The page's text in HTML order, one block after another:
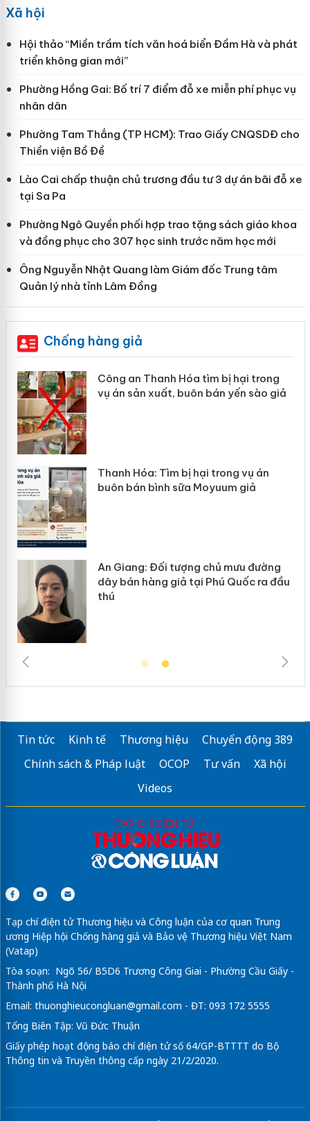
Xã hội
Hội thảo “Miền trầm tích văn hoá biển Đầm Hà và phát
triển không gian mới”
Phường Hồng Gai: Bố trí 7 điểm đỗ xe miễn phí phục vụ
nhân dân
Phường Tam Thắng (TP HCM): Trao Giấy CNQSDĐ cho
Thiền viện Bồ Đề
Lào Cai chấp thuận chủ trương đầu tư 3 dự án bãi đỗ xe
tại Sa Pa
Phường Ngô Quyền phối hợp trao tặng sách giáo khoa
và đồng phục cho 307 học sinh trước năm học mới
Ông Nguyễn Nhật Quang làm Giám đốc Trung tâm
Quản lý nhà tỉnh Lâm Đồng
Chống hàng giả
Công an Thanh Hóa tìm bị hại trong
vụ án sản xuất, buôn bán yến sào giả
Thanh Hóa: Tìm bị hại trong vụ án
buôn bán bình sữa Moyuum giả
An Giang: Đối tượng chủ mưu đường
dây bán hàng giả tại Phú Quốc ra đầu
thú
Tin tức Kinh tế Thương hiệu
Chuyển động 389
Chính sách & Pháp luật
OCOP Tư vấn
Xã hội
Videos
Tạp chí điện tử Thương hiệu và Công luận của cơ quan Trung
ương Hiệp hội Chống hàng giả và Bảo vệ Thương hiệu Việt Nam
(Vatap)
Tòa soạn: Ngõ 56/ B5D6 Trương Công Giai - Phường Cầu Giấy -
Thành phố Hà Nội
Email: thuonghieucongluan@gmail.com - ĐT: 093 172 5555
Tổng Biên Tập: Vũ Đức Thuận
Giấy phép hoạt động báo chí điện tử số 64/GP-BTTTT do Bộ
Thông tin và Truyền thông cấp ngày 21/2/2020.